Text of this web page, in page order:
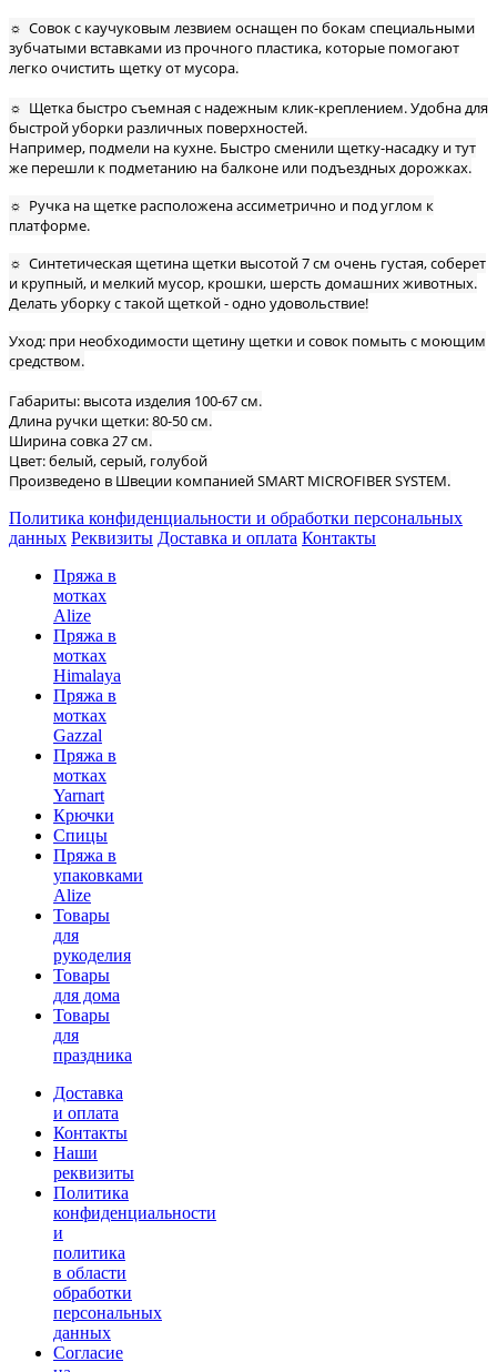
☼ Совок с каучуковым лезвием оснащен по бокам специальными
зубчатыми вставками из прочного пластика, которые помогают
легко очистить щетку от мусора.
☼ Щетка быстро съемная с надежным клик-креплением. Удобна для
быстрой уборки различных поверхностей.
Например, подмели на кухне. Быстро сменили щетку-насадку и тут
же перешли к подметанию на балконе или подъездных дорожках.
☼ Ручка на щетке расположена ассиметрично и под углом к
платформе.
☼ Синтетическая щетина щетки высотой 7 см очень густая, соберет
и крупный, и мелкий мусор, крошки, шерсть домашних животных.
Делать уборку с такой щеткой - одно удовольствие!
Уход: при необходимости щетину щетки и совок помыть с моющим
средством.
Габариты: высота изделия 100-67 см.
Длина ручки щетки: 80-50 см.
Ширина совка 27 см.
Цвет: белый, серый, голубой
Произведено в Швеции компанией SMART MICROFIBER SYSTEM.
Политика конфиденциальности и обработки персональных
данных Реквизиты Доставка и оплата Контакты
Пряжа в
мотках
Alize
Пряжа в
мотках
Himalaya
Пряжа в
мотках
Gazzal
Пряжа в
мотках
Yarnart
Крючки
Спицы
Пряжа в
упаковками
Alize
Товары
для
рукоделия
Товары
для дома
Товары
для
праздника
Доставка
и оплата
Контакты
Наши
реквизиты
Политика
конфиденциальности
и
политика
в области
обработки
персональных
данных
Согласие